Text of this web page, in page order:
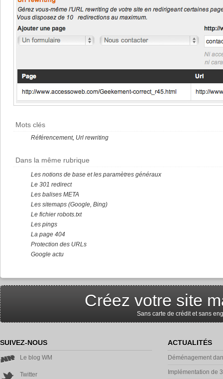
Mots clés
Référencement, Url rewriting
Dans la même rubrique
Les notions de base et les paramètres généraux
Le 301 redirect
Les balises META
Les sitemaps (Google, Bing)
Le fichier robots.txt
Les pings
La page 404
Protection des URLs
Google actu
Créez votre site
Sans carte de crédit et sans
SUIVEZ-NOUS
Le blog WM
Twitter
ACTUALITÉS
Déménagement
Implémentation de